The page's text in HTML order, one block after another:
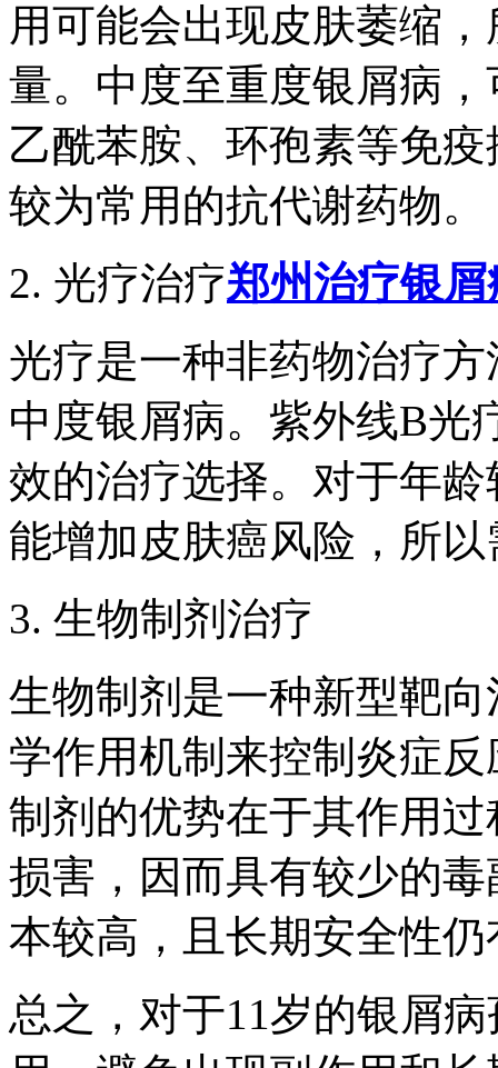
用可能会出现皮肤萎缩
量。中度至重度银屑病
乙酰苯胺、环孢素等免
较为常用的抗代谢药物。
2. 光疗治疗郑州治疗银
光疗是一种非药物治疗
中度银屑病。紫外线B光
效的治疗选择。对于年
能增加皮肤癌风险，所
3. 生物制剂治疗
生物制剂是一种新型靶
学作用机制来控制炎症
制剂的优势在于其作用
损害，因而具有较少的
本较高，且长期安全性
总之，对于11岁的银屑